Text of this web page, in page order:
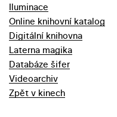
Iluminace
Online knihovní katalog
Digitální knihovna
Laterna magika
Databáze šifer
Videoarchiv
Zpět v kinech